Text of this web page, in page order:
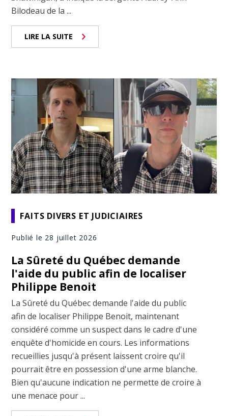
Bilodeau de la ...
LIRE LA SUITE
FAITS DIVERS ET JUDICIAIRES
Publié le 28 juillet 2026
La Sûreté du Québec demande
l'aide du public afin de localiser
Philippe Benoit
La Sûreté du Québec demande l'aide du public
afin de localiser Philippe Benoit, maintenant
considéré comme un suspect dans le cadre d'une
enquête d'homicide en cours. Les informations
recueillies jusqu'à présent laissent croire qu'il
pourrait être en possession d'une arme blanche.
Bien qu'aucune indication ne permette de croire à
une menace pour ...